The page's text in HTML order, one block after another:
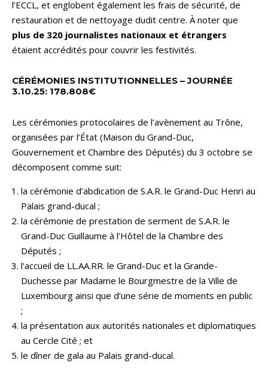
l’ECCL, et englobent également les frais de sécurité, de
restauration et de nettoyage dudit centre. À noter que
plus de 320 journalistes nationaux et étrangers
étaient accrédités pour couvrir les festivités.
CÉRÉMONIES INSTITUTIONNELLES – JOURNÉE
3.10.25: 178.808€
Les cérémonies protocolaires de l’avènement au Trône,
organisées par l’État (Maison du Grand-Duc,
Gouvernement et Chambre des Députés) du 3 octobre se
décomposent comme suit:
la cérémonie d’abdication de S.A.R. le Grand-Duc Henri au
Palais grand-ducal ;
la cérémonie de prestation de serment de S.A.R. le
Grand-Duc Guillaume à l’Hôtel de la Chambre des
Députés ;
l’accueil de LL.AA.RR. le Grand-Duc et la Grande-
Duchesse par Madame le Bourgmestre de la Ville de
Luxembourg ainsi que d’une série de moments en public
;
la présentation aux autorités nationales et diplomatiques
au Cercle Cité ; et
le dîner de gala au Palais grand-ducal.